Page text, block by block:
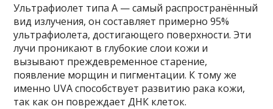
Ультрафиолет типа А — самый распространённый
вид излучения, он составляет примерно 95%
ультрафиолета, достигающего поверхности. Эти
лучи проникают в глубокие слои кожи и
вызывают преждевременное старение,
появление морщин и пигментации. К тому же
именно UVA способствует развитию рака кожи,
так как он повреждает ДНК клеток.